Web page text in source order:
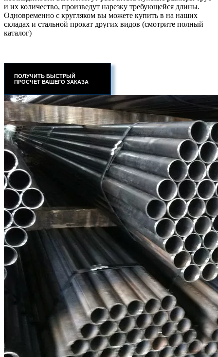
и их количество, произведут нарезку требующейся длины.
Одновременно с кругляком вы можете купить в на наших
складах и стальной прокат других видов (смотрите полный
каталог)
ПОЛУЧИТЬ БЫСТРЫЙ
ПРОСЧЕТ ВАШЕГО ЗАКАЗА